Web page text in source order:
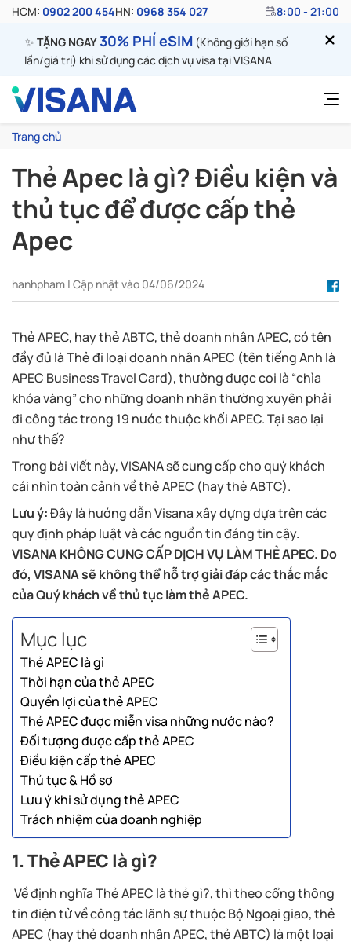
HCM: 0902 200 454HN: 0968 354 027 8:00 - 21:00
✨ TẶNG NGAY30% PHÍ eSIM (Không giới hạn số
lần/giá trị) khi sử dụng các dịch vụ visa tại VISANA
Trang chủ
Thẻ Apec là gì? Điều kiện và
thủ tục để được cấp thẻ
Apec
hanhpham | Cập nhật vào 04/06/2024
Thẻ APEC, hay thẻ ABTC, thẻ doanh nhân APEC, có tên
đầy đủ là Thẻ đi loại doanh nhân APEC (tên tiếng Anh là
APEC Business Travel Card), thường được coi là “chìa
khóa vàng” cho những doanh nhân thường xuyên phải
đi công tác trong 19 nước thuộc khối APEC. Tại sao lại
như thế?
Trong bài viết này, VISANA sẽ cung cấp cho quý khách
cái nhìn toàn cảnh về thẻ APEC (hay thẻ ABTC).
Lưu ý:Đây là hướng dẫn Visana xây dựng dựa trên các
quy định pháp luật và các nguồn tin đáng tin cậy.
VISANA KHÔNG CUNG CẤP DỊCH VỤ LÀM THẺ APEC. Do
đó, VISANA sẽ không thể hỗ trợ giải đáp các thắc mắc
của Quý khách về thủ tục làm thẻ APEC.
Mục lục
Thẻ APEC là gì
Thời hạn của thẻ APEC
Quyền lợi của thẻ APEC
Thẻ APEC được miễn visa những nước nào?
Đối tượng được cấp thẻ APEC
Điều kiện cấp thẻ APEC
Thủ tục & Hồ sơ
Lưu ý khi sử dụng thẻ APEC
Trách nhiệm của doanh nghiệp
1. Thẻ APEC là gì?
Về định nghĩa Thẻ APEC là thẻ gì?, thì theo cổng thông
tin điện tử về công tác lãnh sự thuộc Bộ Ngoại giao, thẻ
APEC (hay thẻ doanh nhân APEC, thẻ ABTC) là một loại